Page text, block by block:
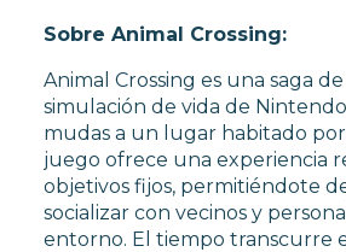
Sobre Animal Crossing:
Animal Crossing es una saga
simulación de vida de
mudas a un lugar habitado por
juego ofrece una experiencia
objetivos fijos, permitiéndote
socializar con vecinos y
entorno. El tiempo transcurre